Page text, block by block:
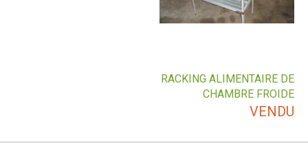
RACKING ALIMENTAIRE DE
CHAMBRE FROIDE
VENDU